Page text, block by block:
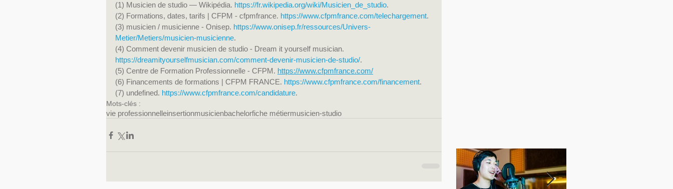
(1) Musicien de studio — Wikipédia. https://fr.wikipedia.org/wiki/Musicien_de_studio.
(2) Formations, dates, tarifs | CFPM - cfpmfrance. https://www.cfpmfrance.com/telechargement.
(3) musicien / musicienne - Onisep. https://www.onisep.fr/ressources/Univers-
Metier/Metiers/musicien-musicienne.
(4) Comment devenir musicien de studio - Dream it yourself musician.
https://dreamityourselfmusician.com/comment-devenir-musicien-de-studio/.
(5) Centre de Formation Professionnelle - CFPM. https://www.cfpmfrance.com/
(6) Financements de formations | CFPM FRANCE. https://www.cfpmfrance.com/financement.
(7) undefined. https://www.cfpmfrance.com/candidature.
Mots-clés :
vie professionnelleinsertionmusicienbachelorfiche métiermusicien-studio